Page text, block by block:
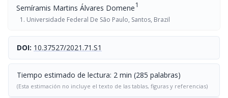
Semíramis Martins Álvares Domene1
Universidade Federal De São Paulo, Santos, Brazil
DOI: 10.37527/2021.71.S1
Tiempo estimado de lectura: 2 min (285 palabras)
(Esta estimación no incluye el texto de las tablas, figuras y referencias)